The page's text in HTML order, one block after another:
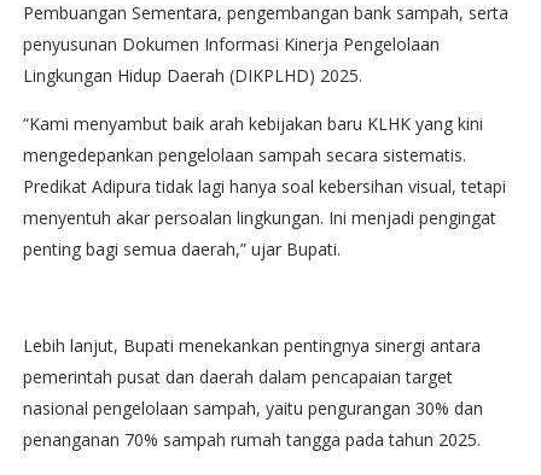
Pembuangan Sementara, pengembangan bank sampah, serta
penyusunan Dokumen Informasi Kinerja Pengelolaan
Lingkungan Hidup Daerah (DIKPLHD) 2025.
“Kami menyambut baik arah kebijakan baru KLHK yang kini
mengedepankan pengelolaan sampah secara sistematis.
Predikat Adipura tidak lagi hanya soal kebersihan visual, tetapi
menyentuh akar persoalan lingkungan. Ini menjadi pengingat
penting bagi semua daerah,” ujar Bupati.
Lebih lanjut, Bupati menekankan pentingnya sinergi antara
pemerintah pusat dan daerah dalam pencapaian target
nasional pengelolaan sampah, yaitu pengurangan 30% dan
penanganan 70% sampah rumah tangga pada tahun 2025.